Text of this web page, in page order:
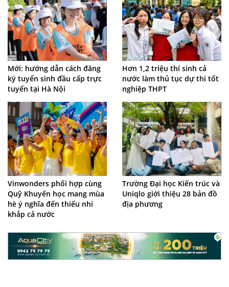
Mới: hướng dẫn cách đăng
ký tuyển sinh đầu cấp trực
tuyến tại Hà Nội
Hơn 1,2 triệu thí sinh cả
nước làm thủ tục dự thi tốt
nghiệp THPT
Vinwonders phối hợp cùng
Quỹ Khuyến học mang mùa
hè ý nghĩa đến thiếu nhi
khắp cả nước
Trường Đại học Kiến trúc và
Uniqlo giới thiệu 28 bản đồ
địa phương